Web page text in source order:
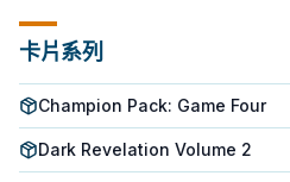
卡片系列
Champion Pack: Game Four
Dark Revelation Volume 2